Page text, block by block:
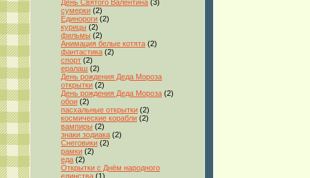
День Святого Валентина (3)
сумерки (2)
Единороги (2)
курицы (2)
фильмы (2)
Анимация белые котята (2)
фантастика (2)
спорт (2)
ералаш (2)
День рождения Деда Мороза
открытки (2)
День рождения Деда Мороза (2)
обои (2)
пасхальные открытки (2)
космические корабли (2)
вампиры (2)
знаки зодиака (2)
Снеговики (2)
рамки (2)
еда (2)
Открытки с Днём народного
единства (1)